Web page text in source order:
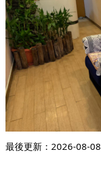
最後更新： 2026-08-08